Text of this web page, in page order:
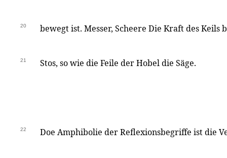
20 bewegt ist. Messer, Scheere Die Kraft des Keils
21 Stos, so wie die Feile der Hobel die Säge.
22 Doe Amphibolie der Reflexionsbegriffe ist die